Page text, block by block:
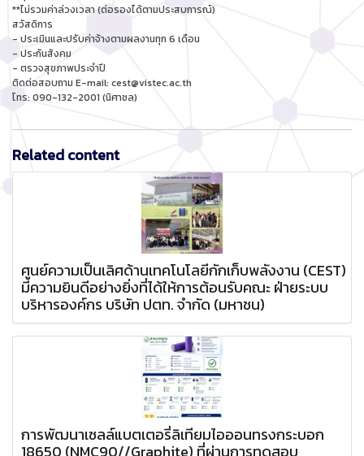
**ไม่รวมค่าล่วงเวลา (ต่อรองได้ตามประสบการณ์)
สวัสดิการ
- ประเมินและปรับค่าจ้างตามผลงานทุก 6 เดือน
- ประกันสังคม
- ตรวจสุขภาพประจำปี
ติดต่อสอบถาม E-mail: cest@vistec.ac.th
โทร: 090-132-2001 (นิศาชล)
Related content
ศูนย์ความเป็นเลิศด้านเทคโนโลยีกักเก็บพลังงาน (CEST)
มีความยินดีอย่างยิ่งที่ได้ให้การต้อนรับคณะ ฝ่ายระบบ
บริหารองค์กร บริษัท ปตท. จำกัด (มหาชน)
การพัฒนาเซลล์แบตเตอรี่ลิเทียมไอออนทรงกระบอก
18650 (NMC90//Graphite) ที่ผ่านการทดสอบ